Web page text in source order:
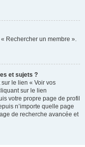
Rechercher un membre ».
et sujets ?
le lien « Voir vos
sur le lien
votre propre page de profil
n’importe quelle page
de recherche avancée et